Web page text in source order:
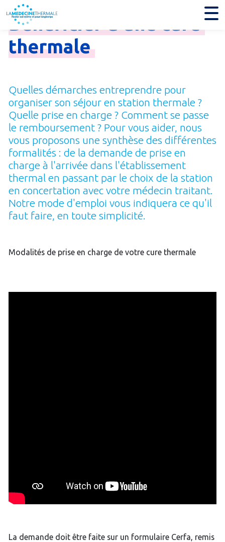
Bénéficier
cure
thermale
Quelles démarches entreprendre pour
organiser son séjour en station thermale ?
Quelle prise en charge ? Comment se passe
le remboursement ? Pour vous aider, nous
vous proposons une synthèse des différentes
formalités : de la demande de prise en
charge à l'arrivée dans l'établissement
thermal en passant par le choix de la station
en concertation avec votre médecin traitant.
Notre mode d'emploi vous indiquera ce qu'il
faut faire, en toute simplicité.
Modalités de prise en charge de votre cure thermale
La demande doit être faite sur un formulaire Cerfa, remis